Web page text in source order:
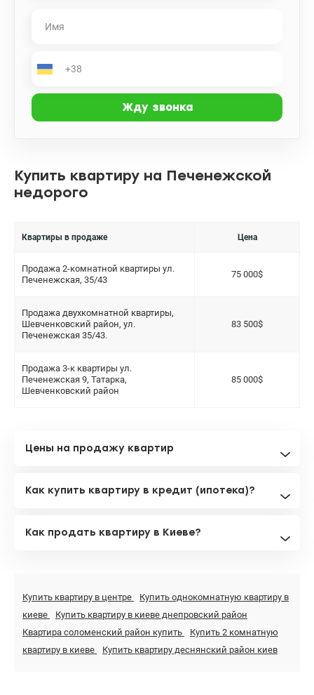
Купить квартиру на Печенежской
недорого
Квартиры в продаже Цена
Продажа 2-комнатной квартиры ул.
Печенежская, 35/43
75 000$
Продажа двухкомнатной квартиры,
Шевченковский район, ул.
Печенежская 35/43.
83 500$
Продажа 3-к квартиры ул.
Печенежская 9, Татарка,
Шевченковский район
85 000$
Цены на продажу квартир
Как купить квартиру в кредит (ипотека)?
Как продать квартиру в Киеве?
Купить квартиру в центре
Купить однокомнатную квартиру в
киеве
Купить квартиру в киеве днепровский район
Квартира соломенский район купить
Купить 2 комнатную
квартиру в киеве
Купить квартиру деснянский район киев